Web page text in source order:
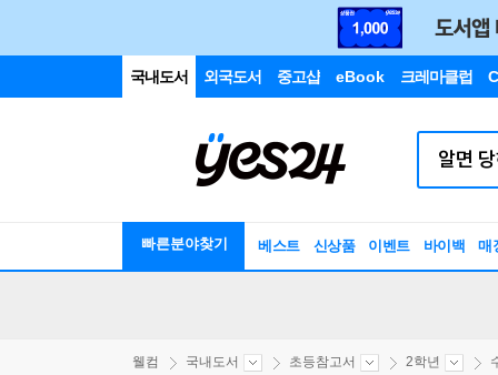
국내도서 외국도서 중고샵 eBook 크레마클럽
빠른분야찾기 베스트 신상품 이벤트 바이백 매
웰컴 국내도서 초등참고서 2학년